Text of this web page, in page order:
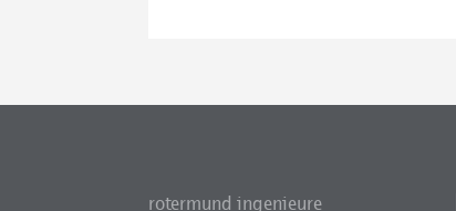
rotermund ingenieure